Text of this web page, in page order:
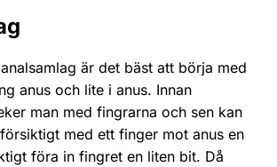
är det bäst att börja med
anus och lite i anus. Innan
man med fingrarna och sen kan
med ett finger mot anus en
föra in fingret en liten bit. Då